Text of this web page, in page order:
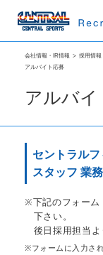
会社情報・IR情報 > 採用情報
アルバイト応募
アルバイ
セントラル
スタッフ 業
下記のフォーム
下さい。
後日採用担当よ
フォームに入力さ